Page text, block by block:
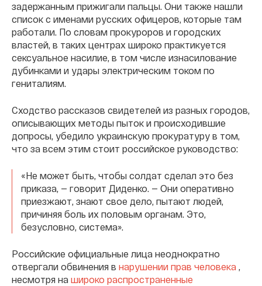
задержанным прижигали пальцы. Они также нашли
список с именами русских офицеров, которые там
работали. По словам прокуроров и городских
властей, в таких центрах широко практикуется
сексуальное насилие, в том числе изнасилование
дубинками и удары электрическим током по
гениталиям.
Сходство рассказов свидетелей из разных городов,
описывающих методы пыток и происходившие
допросы, убедило украинскую прокуратуру в том,
что за всем этим стоит российское руководство:
«Не может быть, чтобы солдат сделал это без
приказа, — говорит Диденко. — Они оперативно
приезжают, знают свое дело, пытают людей,
причиняя боль их половым органам. Это,
безусловно, система».
Российские официальные лица неоднократно
отвергали обвинения в нарушении прав человека ,
несмотря на широко распространенные